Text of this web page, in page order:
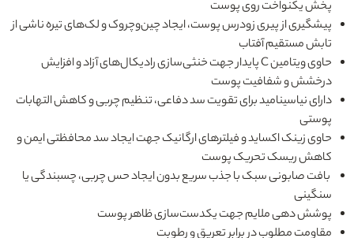
پخش یکنواخت روی پوست
پیشگیری از پیری زودرس پوست، ایجاد چین‌وچروک و لک‌های تیره ناشی از
تابش مستقیم آفتاب
حاوی ویتامین C پایدار جهت خنثی‌سازی رادیکال‌های آزاد و افزایش
درخشش و شفافیت پوست
دارای نیاسینامید برای تقویت سد دفاعی، تنظیم چربی و کاهش التهابات
پوستی
حاوی زینک اکساید و فیلترهای ارگانیک جهت ایجاد سد محافظتی ایمن و
کاهش ریسک تحریک پوست
بافت صابونی سبک با جذب سریع بدون ایجاد حس چربی، چسبندگی یا
سنگینی
پوشش دهی ملایم جهت یکدست‌سازی ظاهر پوست
مقاومت مطلوب در برابر تعریق و رطوبت